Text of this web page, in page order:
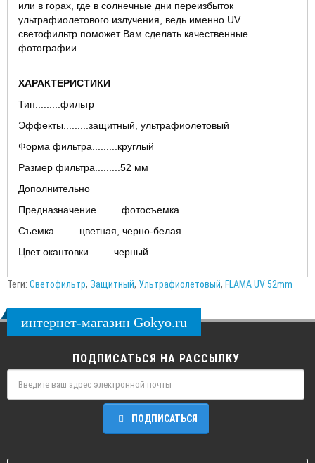
или в горах, где в солнечные дни переизбыток
ультрафиолетового излучения, ведь именно UV
светофильтр поможет Вам сделать качественные
фотографии.
ХАРАКТЕРИСТИКИ
Тип.........фильтр
Эффекты.........защитный, ультрафиолетовый
Форма фильтра.........круглый
Размер фильтра.........52 мм
Дополнительно
Предназначение.........фотосъемка
Съемка.........цветная, черно-белая
Цвет окантовки.........черный
Теги: Светофильтр, Защитный, Ультрафиолетовый, FLAMA UV 52mm
интернет-магазин Gokyo.ru
ПОДПИСАТЬСЯ НА РАССЫЛКУ
ПОДПИСАТЬСЯ